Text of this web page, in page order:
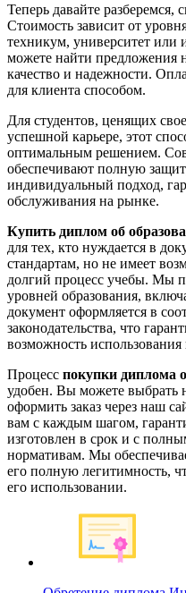
Теперь давайте разберемся,
Стоимость зависит от
техникум, университет или
можете найти предложения
качество и надежности.
для клиента способом.
Для студентов, ценящих
успешной карьере, этот
оптимальным решением.
обеспечивают полную
индивидуальный подход,
обслуживания на рынке.
Купить диплом об
для тех, кто нуждается в
стандартам, но не имеет
долгий процесс учебы. Мы
уровней образования,
документ оформляется в
законодательства, что
возможность
Процесс покупки диплома
удобен. Вы можете выбрать
оформить заказ через наш
вам с каждым шагом,
изготовлен в срок и с
нормативам. Мы
его полную легитимность,
его использовании.